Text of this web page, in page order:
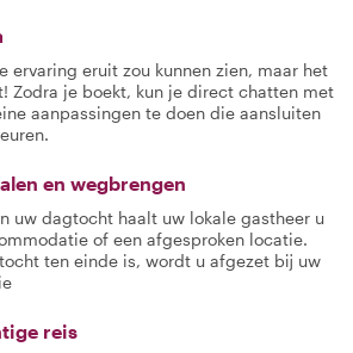
ervaring eruit zou kunnen zien, maar het
Zodra je boekt, kun je direct chatten met
aanpassingen te doen die aansluiten
en wegbrengen
uw dagtocht haalt uw lokale gastheer u
of een afgesproken locatie.
ten einde is, wordt u afgezet bij uw
reis